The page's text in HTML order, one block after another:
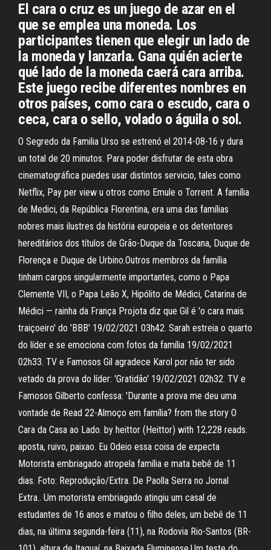
El cara o cruz es un juego de azar en el
que se emplea una moneda. Los
participantes tienen que elegir un lado de
la moneda y lanzarla. Gana quién acierte
qué lado de la moneda caerá cara arriba.
Este juego recibe diferentes nombres en
otros países, como cara o escudo, cara o
ceca, cara o sello, volado o águila o sol.
O Segredo da Familia Urso se estrenó el 2014-08-16 y dura
un total de 20 minutos. Para poder disfrutar de esta obra
cinematográfica puedes usar distintos servicio, tales como
Netflix, Pay per view u otros como Emule o Torrent. A família
de Medici, da República Florentina, era uma das famílias
nobres mais ilustres da história europeia e os detentores
hereditários dos títulos de Grão-Duque da Toscana, Duque de
Florença e Duque de Urbino.Outros membros da família
tinham cargos singularmente importantes, como o Papa
Clemente VII, o Papa Leão X, Hipólito de Médici, Catarina de
Médici — rainha da França Projota diz que Gil é 'o cara mais
traiçoeiro' do 'BBB' 19/02/2021 03h42. Sarah estreia o quarto
do líder e se emociona com fotos da família 19/02/2021
02h33. TV e Famosos Gil agradece Karol por não ter sido
vetado da prova do líder: 'Gratidão' 19/02/2021 02h32. TV e
Famosos Gilberto confessa: 'Durante a prova me deu uma
vontade de Read 22-Almoço em família? from the story O
Cara da Casa ao Lado. by heittor (Heittor) with 12,228 reads.
aposta, ruivo, paixao. Eu Odeio essa coisa de expecta
Motorista embriagado atropela família e mata bebê de 11
dias. Foto: Reprodução/Extra. De Paolla Serra no Jornal
Extra.. Um motorista embriagado atingiu um casal de
estudantes de 16 anos e matou o filho deles, um bebê de 11
dias, na última segunda-feira (11), na Rodovia Rio-Santos (BR-